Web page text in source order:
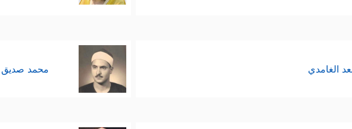
الغامدي محمد صديق